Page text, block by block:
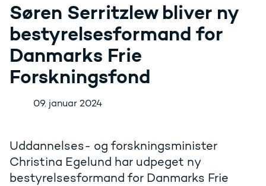
Søren Serritzlew bliver ny
bestyrelsesformand for
Danmarks Frie
Forskningsfond
09. januar 2024
Uddannelses- og forskningsminister
Christina Egelund har udpeget ny
bestyrelsesformand for Danmarks Frie